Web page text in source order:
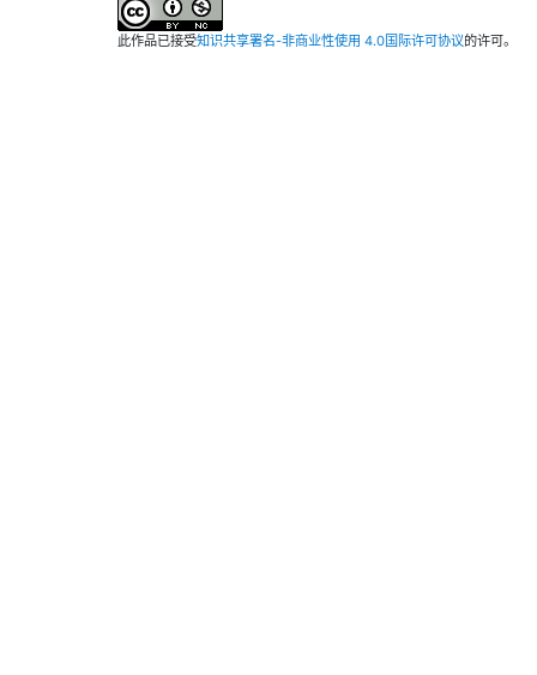
此作品已接受知识共享署名-非商业性使用 4.0国际许可协议的许可。